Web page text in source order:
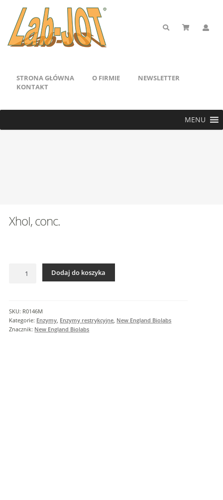
STRONA GŁÓWNA O FIRMIE
NEWSLETTER
KONTAKT
MENU
XhoI, conc.
Dodaj do koszyka
SKU: R0146M
Kategorie: Enzymy Enzymy restrykcyjne New England Biolabs
Znacznik: New England Biolabs